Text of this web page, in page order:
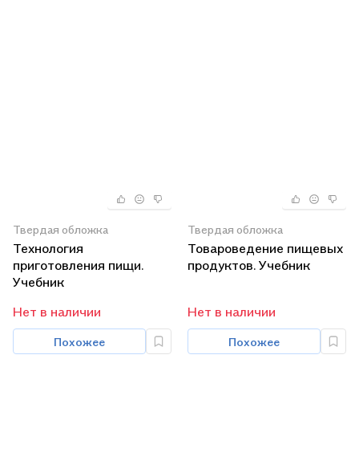
Твердая обложка
Технология
приготовления пищи.
Учебник
Нет в наличии
Похожее
Твердая обложка
Товароведение пищевых
продуктов. Учебник
Нет в наличии
Похожее